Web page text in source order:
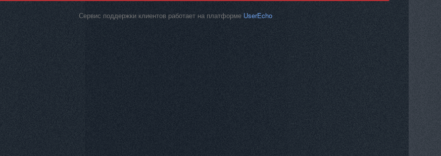
Сервис поддержки клиентов работает на платформе UserEcho